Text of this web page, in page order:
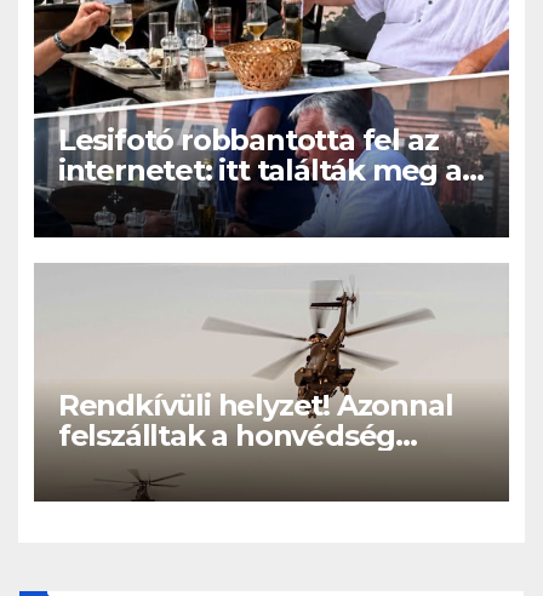
Lesifotó robbantotta fel az
internetet: itt találták meg az
eltűnt Orbán Viktort!
Rendkívüli helyzet! Azonnal
felszálltak a honvédség
helikopterei, óriási a baj
Magyarországon! – Kiadták a